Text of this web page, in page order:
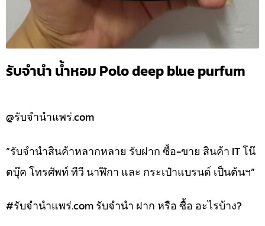
รับจำนำ น้ำหอม Polo deep blue purfum
@รับจำนำแพร่.com
“รับจำนำสินค้าหลากหลาย รับฝาก ซื้อ-ขาย สินค้า IT โน๊
ตบุ๊ค โทรศัพท์ ทีวี นาฬิกา และ กระเป๋าแบรนด์ เป็นต้นฯ”
#รับจํานําแพร่.com รับจำนำ ฝาก หรือ ซื้อ อะไรบ้าง?